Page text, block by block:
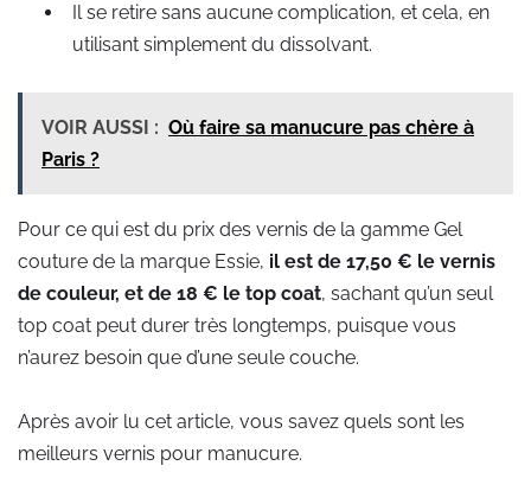
Il se retire sans aucune complication, et cela, en
utilisant simplement du dissolvant.
VOIR AUSSI : Où faire sa manucure pas chère à
Paris ?
Pour ce qui est du prix des vernis de la gamme Gel
couture de la marque Essie, il est de 17,50 € le vernis
de couleur, et de 18 € le top coat, sachant qu’un seul
top coat peut durer très longtemps, puisque vous
n’aurez besoin que d’une seule couche.
Après avoir lu cet article, vous savez quels sont les
meilleurs vernis pour manucure.